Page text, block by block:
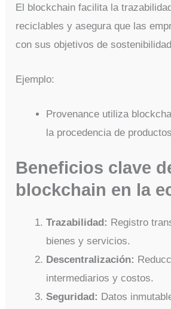
El blockchain facilita la
reciclables y asegura que las
con sus objetivos de
Ejemplo:
Provenance utiliza
la procedencia de
Beneficios clave
blockchain en la
Trazabilidad: Registro
bienes y servicios.
Descentralización:
intermediarios y costos.
Seguridad: Datos